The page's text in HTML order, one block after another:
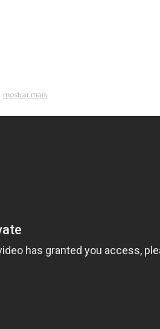
mostrar mais